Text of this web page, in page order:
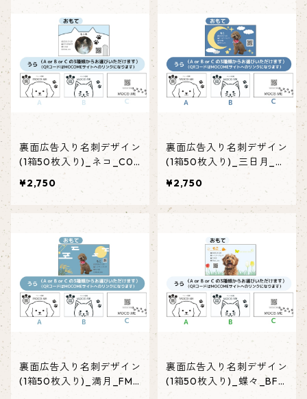
裏面広告入り名刺デザイン
(1箱50枚入り)_ネコ_C00
¥2,750
裏面広告入り名刺デザイン
(1箱50枚入り)_三日月_C
¥2,750
裏面広告入り名刺デザイン
(1箱50枚入り)_満月_FM0
01ad
裏面広告入り名刺デザイン
(1箱50枚入り)_蝶々_BF0
01ad